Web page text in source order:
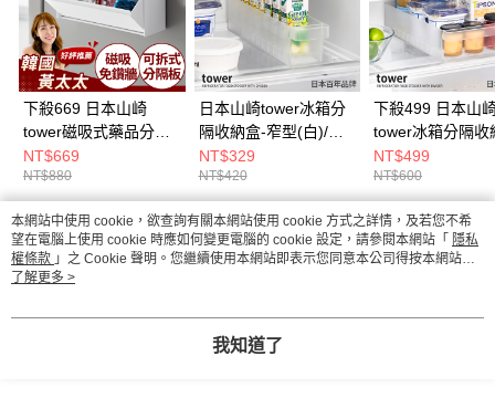
下殺669 日本山崎
tower磁吸式藥品分格
收納盒(白)/分隔收納
盒/小物收納盒/小物收
納
NT$669
NT$880
日本山崎tower冰箱分
隔收納盒-窄型(白)/收
納盒/分隔收納/冰箱收
納
NT$329
NT$420
下殺499 日本山
tower冰箱分隔收
寬型(白)/收納盒/
收納/冰箱收納
NT$499
NT$600
熱門標籤
本網站中使用 cookie，欲查詢有關本網站使用 cookie 方式之詳情，及若您不希
望在電腦上使用 cookie 時應如何變更電腦的 cookie 設定，請參閱本網站「 隱私
權條款 」之 Cookie 聲明。您繼續使用本網站即表示您同意本公司得按本網站使
用條款之 Cookie 聲明使用 cookie。
了解更多 >
我知道了